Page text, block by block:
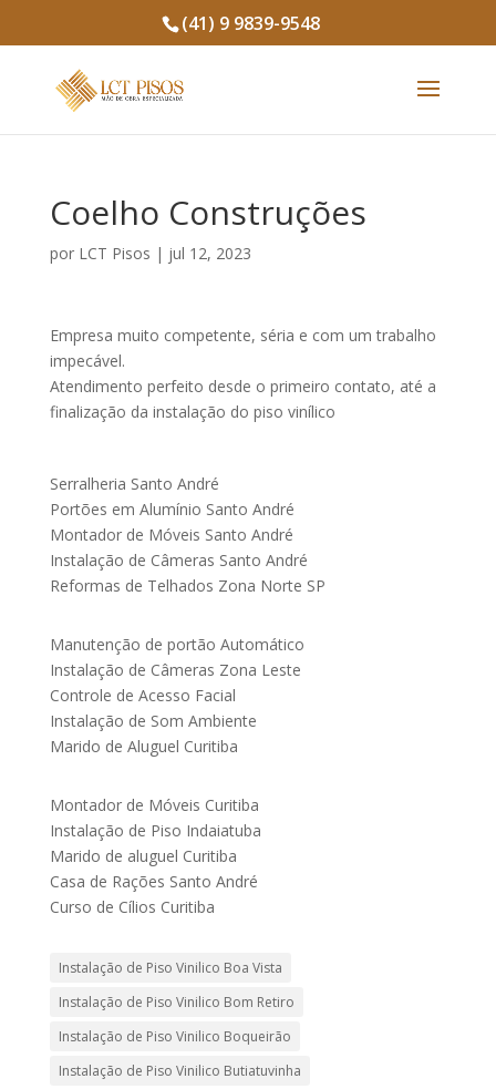
(41) 9 9839-9548
Coelho Construções
por LCT Pisos | jul 12, 2023
Empresa muito competente, séria e com um trabalho
impecável.
Atendimento perfeito desde o primeiro contato, até a
finalização da instalação do piso vinílico
Serralheria Santo André
Portões em Alumínio Santo André
Montador de Móveis Santo André
Instalação de Câmeras Santo André
Reformas de Telhados Zona Norte SP
Manutenção de portão Automático
Instalação de Câmeras Zona Leste
Controle de Acesso Facial
Instalação de Som Ambiente
Marido de Aluguel Curitiba
Montador de Móveis Curitiba
Instalação de Piso Indaiatuba
Marido de aluguel Curitiba
Casa de Rações Santo André
Curso de Cílios Curitiba
Instalação de Piso Vinilico Boa Vista
Instalação de Piso Vinilico Bom Retiro
Instalação de Piso Vinilico Boqueirão
Instalação de Piso Vinilico Butiatuvinha